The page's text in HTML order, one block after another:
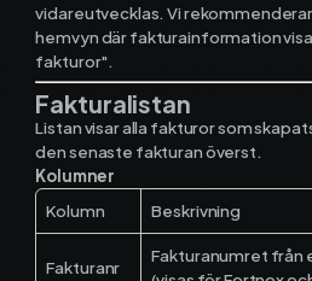
vidareutvecklas. Vi
hemvyn där fakturainformation
fakturor".
Fakturalistan
Listan visar alla fakturor som
den senaste fakturan överst.
Kolumner
Kolumn
Beskrivning
Fakturanr
Fakturanumret från